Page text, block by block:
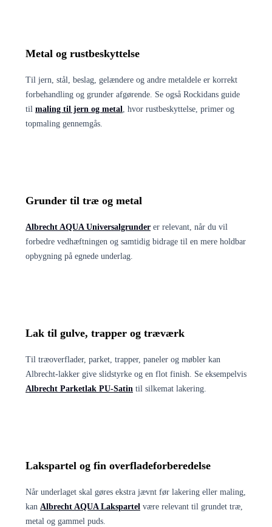
Metal og rustbeskyttelse
Til jern, stål, beslag, gelændere og andre metaldele er korrekt
forbehandling og grunder afgørende. Se også Rockidans guide
til maling til jern og metal, hvor rustbeskyttelse, primer og
topmaling gennemgås.
Grunder til træ og metal
Albrecht AQUA Universalgrunder er relevant, når du vil
forbedre vedhæftningen og samtidig bidrage til en mere holdbar
opbygning på egnede underlag.
Lak til gulve, trapper og træværk
Til træoverflader, parket, trapper, paneler og møbler kan
Albrecht-lakker give slidstyrke og en flot finish. Se eksempelvis
Albrecht Parketlak PU-Satin til silkemat lakering.
Lakspartel og fin overfladeforberedelse
Når underlaget skal gøres ekstra jævnt før lakering eller maling,
kan Albrecht AQUA Lakspartel være relevant til grundet træ,
metal og gammel puds.